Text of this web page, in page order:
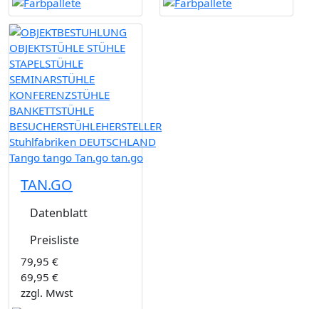
TAN.GO
Datenblatt
Preisliste
79,95 €
69,95 €
zzgl. Mwst